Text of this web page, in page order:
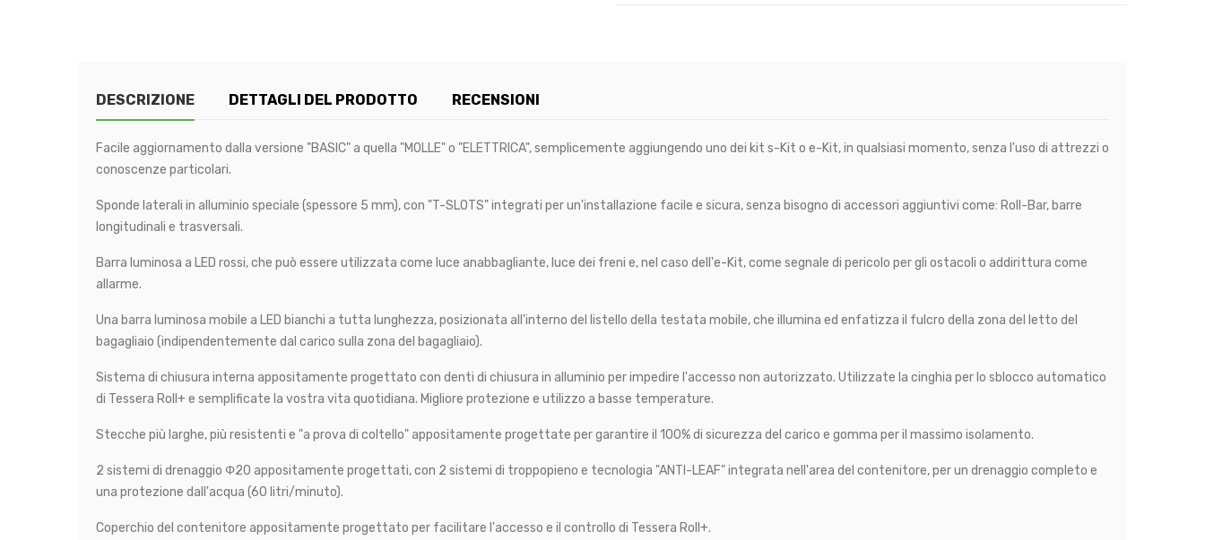
DESCRIZIONE DETTAGLI DEL PRODOTTO RECENSIONI
Facile aggiornamento dalla versione "BASIC" a quella "MOLLE" o "ELETTRICA", semplicemente aggiungendo uno dei kit s-Kit o e-Kit, in qualsiasi momento, senza l'uso di attrezzi o
conoscenze particolari.
Sponde laterali in alluminio speciale (spessore 5 mm), con "T-SLOTS" integrati per un'installazione facile e sicura, senza bisogno di accessori aggiuntivi come: Roll-Bar, barre
longitudinali e trasversali.
Barra luminosa a LED rossi, che può essere utilizzata come luce anabbagliante, luce dei freni e, nel caso dell'e-Kit, come segnale di pericolo per gli ostacoli o addirittura come
allarme.
Una barra luminosa mobile a LED bianchi a tutta lunghezza, posizionata all'interno del listello della testata mobile, che illumina ed enfatizza il fulcro della zona del letto del
bagagliaio (indipendentemente dal carico sulla zona del bagagliaio).
Sistema di chiusura interna appositamente progettato con denti di chiusura in alluminio per impedire l'accesso non autorizzato. Utilizzate la cinghia per lo sblocco automatico
di Tessera Roll+ e semplificate la vostra vita quotidiana. Migliore protezione e utilizzo a basse temperature.
Stecche più larghe, più resistenti e "a prova di coltello" appositamente progettate per garantire il 100% di sicurezza del carico e gomma per il massimo isolamento.
2 sistemi di drenaggio Φ20 appositamente progettati, con 2 sistemi di troppopieno e tecnologia "ANTI-LEAF" integrata nell'area del contenitore, per un drenaggio completo e
una protezione dall'acqua (60 litri/minuto).
Coperchio del contenitore appositamente progettato per facilitare l'accesso e il controllo di Tessera Roll+.